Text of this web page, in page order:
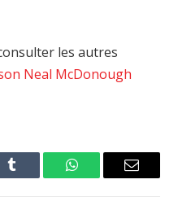
les autres
Neal McDonough
Tumblr WhatsAppEmail